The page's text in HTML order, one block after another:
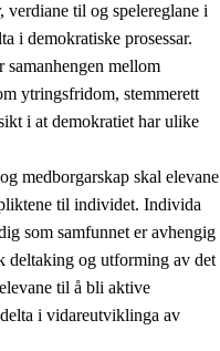
og danning
verdiane til og spelereglane i
i demokratiske prosessar.
mellom
ytringsfridom, stemmerett
i at demokratiet har ulike
medborgarskap skal elevane
til individet. Individa
som samfunnet er avhengig
deltaking og utforming av det
til å bli aktive
i vidareutviklinga av